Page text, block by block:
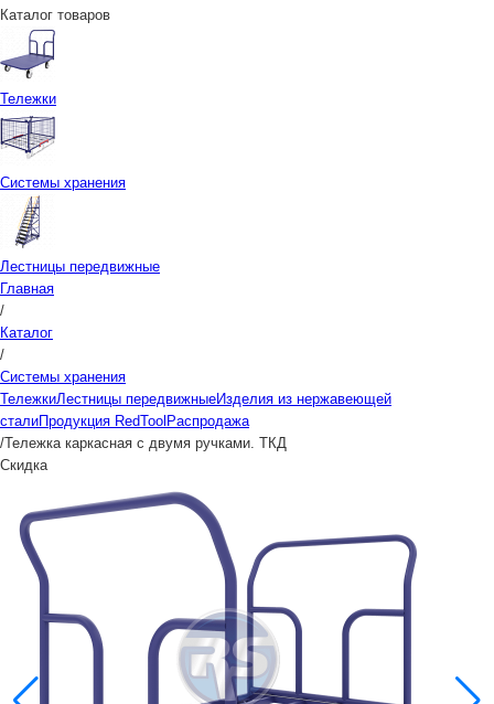
Каталог товаров
Тележки
Системы хранения
Лестницы передвижные
Главная
/
Каталог
/
Системы хранения
ТележкиЛестницы передвижныеИзделия из нержавеющей
сталиПродукция RedTool Распродажа
/Тележка каркасная с двумя ручками. ТКД
Скидка